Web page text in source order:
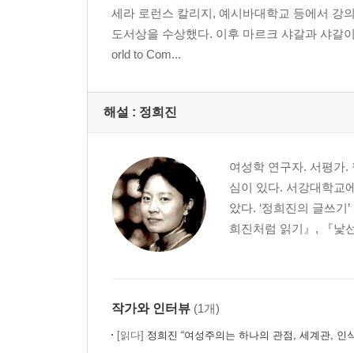
세라 로런스 칼리지, 예시바대학교 등에서 강
도서상을 수상했다. 이후 마르크 샤갈과 샤갈
orld to Com...
해설 : 정희진
여성학 연구자. 서평가
심이 있다. 서강대학교
았다. ‘정희진의 글쓰
희진처럼 읽기』, 『낯
작가와 인터뷰 (1개)
[읽다] 정희진 “여성주의는 하나의 관점, 세계관, 인